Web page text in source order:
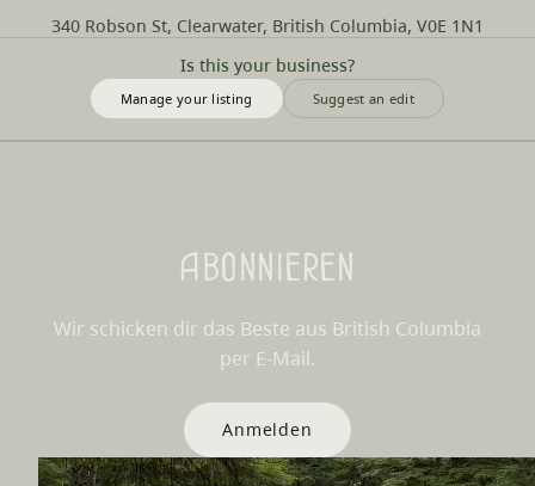
Is this your business?
Manage your listing Suggest an edit
340 Robson St, Clearwater, British Columbia, V0E 1N1
Abonnieren
Wir schicken dir das Beste aus British Columbia
per E-Mail.
Anmelden